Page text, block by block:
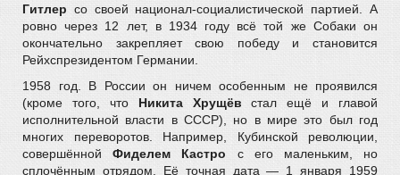
Гитлер со своей национал-социалистической партией. А
ровно через 12 лет, в 1934 году всё той же Собаки он
окончательно закрепляет свою победу и становится
Рейхспрезидентом Германии.
1958 год. В России он ничем особенным не проявился
(кроме того, что Никита Хрущёв стал ещё и главой
исполнительной власти в СССР), но в мире это был год
многих переворотов. Например, Кубинской революции,
совершённойФиделем Кастро с его маленьким, но
сплочённым отрядом. Её точная дата — 1 января 1959